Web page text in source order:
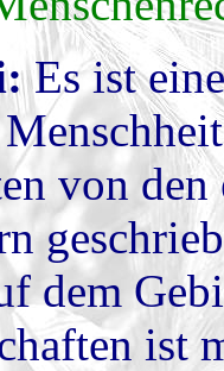
Es ist
von
dem
ist